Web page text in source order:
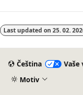
Last updated on 25. 02.
Čeština
Motiv